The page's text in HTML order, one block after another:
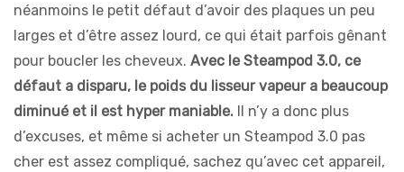
néanmoins le petit défaut d’avoir des plaques un peu
larges et d’être assez lourd, ce qui était parfois gênant
pour boucler les cheveux. Avec le Steampod 3.0, ce
défaut a disparu, le poids du lisseur vapeur a beaucoup
diminué et il est hyper maniable. Il n’y a donc plus
d’excuses, et même si acheter un Steampod 3.0 pas
cher est assez compliqué, sachez qu’avec cet appareil,